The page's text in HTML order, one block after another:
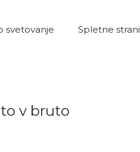
svetovanje Spletne strani
v bruto